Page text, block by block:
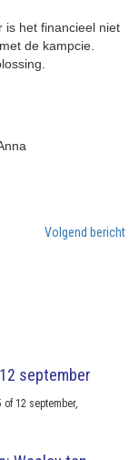
is het financieel niet
de kampcie.
Volgend bericht
12 september
of 12 september,